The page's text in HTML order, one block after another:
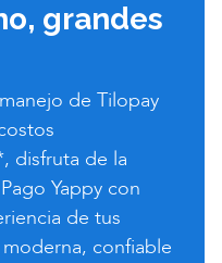
grandes
de Tilopay
disfruta de la
Yappy con
de tus
confiable